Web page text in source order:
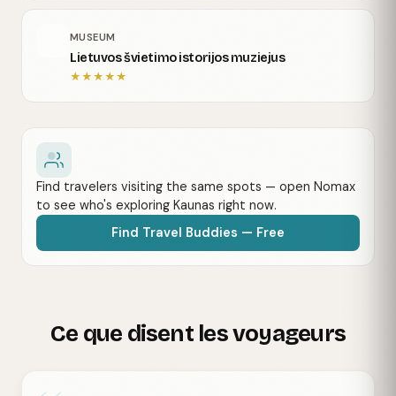
MUSEUM
Lietuvos švietimo istorijos muziejus
★★★★★
Find travelers visiting the same spots — open Nomax
to see who's exploring Kaunas right now.
Find Travel Buddies — Free
Ce que disent les voyageurs